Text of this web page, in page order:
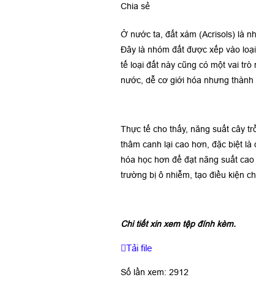
Chia sẻ
Ở nước ta, đất xám (Acrisols) là
Đây là nhóm đất được xếp vào
tế loại đất này cũng có một vai
nước, dễ cơ giới hóa nhưng
Thực tế cho thấy, năng suất cây
thâm canh lại cao hơn, đặc biệt
hóa học hơn để đạt năng suất
trường bị ô nhiễm, tạo điều kiện
Chi tiết xin xem tệp đính kèm.
Tải file
Số lần xem: 2912